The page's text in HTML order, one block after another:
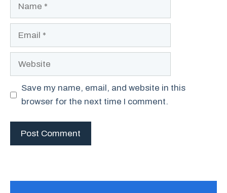
Website
Save my name, email, and website in this
browser for the next time I comment.